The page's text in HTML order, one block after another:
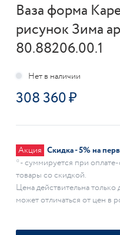
Ваза форма
рисунок Зима
80.88206.00.1
308 360
Акция Скидка - 5% на
* - суммируется при
товары со скидкой.
Цена действительна только
может отличаться от цен в